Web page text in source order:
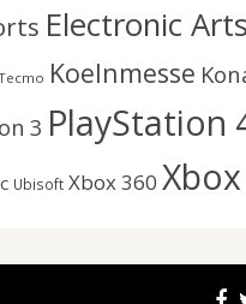
Electronic
Koelnmesse
3 PlayStation
Ubisoft Xbox 360